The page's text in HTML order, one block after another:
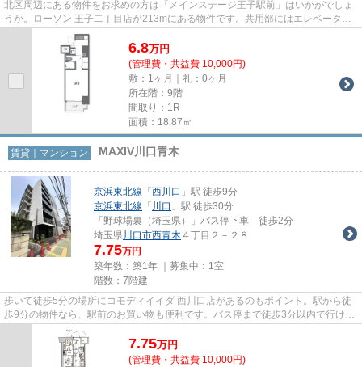
北区周辺にある物件をお求めの方は「メインステージ王子駅前」はいかがでしょ
うか。ローソン 王子二丁目店が213mにある物件です。共用部にはエレベータ・
敷地内ごみ置き場など様々な設...
6.8万円
(管理費・共益費 10,000円)
敷：1ヶ月｜礼：0ヶ月
所在階：9階
間取り：1R
面積：18.87㎡
賃貸｜マンション MAXIV川口青木
京浜東北線 「 西川口 」駅 徒歩9分
京浜東北線 「 川口 」駅 徒歩30分
「野球場裏（埼玉県）」バス停下車 徒歩2分
埼玉県川口市西青木 ４丁目２－２８
7.75万円
築年数：築1年 ｜募集中： 1室
階数：7階建
歩いて徒歩5分の場所にコモディイイダ 西川口店があるのもポイント。駅から徒
歩9分の物件なら、駅前のお買い物も便利です。バス停まで徒歩3分以内で行ける
のでアクセスが広がります。...
7.75万円
(管理費・共益費 10,000円)